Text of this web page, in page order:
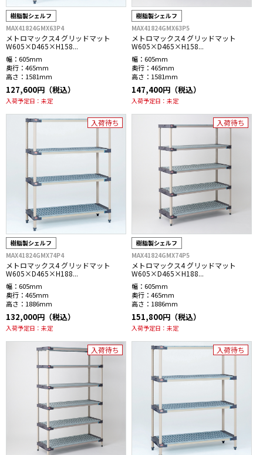
樹脂製シェルフ
MAX41824GMX63P4
メトロマックス4 グリッドマット
W605×D465×H158...
幅： 605mm
奥行： 465mm
高さ： 1581mm
127,600円（税込）
入荷予定日： 未定
樹脂製シェルフ
MAX41824GMX63P5
メトロマックス4 グリッドマット
W605×D465×H158...
幅： 605mm
奥行： 465mm
高さ： 1581mm
147,400円（税込）
入荷予定日： 未定
入荷待ち
樹脂製シェルフ
MAX41824GMX74P4
メトロマックス4 グリッドマット
W605×D465×H188...
幅： 605mm
奥行： 465mm
高さ： 1886mm
132,000円（税込）
入荷予定日： 未定
入荷待ち
樹脂製シェルフ
MAX41824GMX74P5
メトロマックス4 グリッドマット
W605×D465×H188...
幅： 605mm
奥行： 465mm
高さ： 1886mm
151,800円（税込）
入荷予定日： 未定
入荷待ち 入荷待ち